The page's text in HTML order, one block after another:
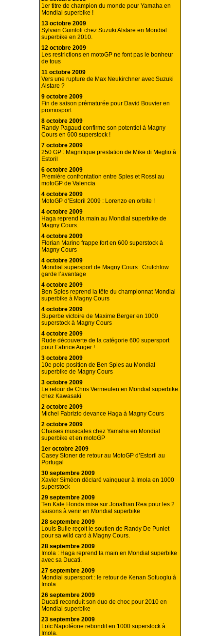
1er titre de champion du monde pour Yamaha en
Mondial superbike !
13 octobre 2009
Sylvain Guintoli chez Suzuki Alstare en Mondial
superbike en 2010.
12 octobre 2009
Les restrictions en motoGP ne font pas le bonheur
de tous
11 octobre 2009
Vers une rupture de Max Neukirchner avec Suzuki
Alstare ?
9 octobre 2009
Fin de saison prématurée pour David Bouvier en
promosport
8 octobre 2009
Randy Pagaud confirme son potentiel à Magny
Cours en 600 superstock !
7 octobre 2009
250 GP : Magnifique prestation de Mike di Meglio à
Estoril
6 octobre 2009
Première confrontation entre Spies et Rossi au
motoGP de Valencia
4 octobre 2009
MotoGP d’Estoril 2009 : Lorenzo en orbite !
4 octobre 2009
Haga reprend la main au Mondial superbike de
Magny Cours.
4 octobre 2009
Florian Marino frappe fort en 600 superstock à
Magny Cours
4 octobre 2009
Mondial supersport de Magny Cours : Crutchlow
garde l’avantage
4 octobre 2009
Ben Spies reprend la tête du championnat Mondial
superbike à Magny Cours
4 octobre 2009
Superbe victoire de Maxime Berger en 1000
superstock à Magny Cours
4 octobre 2009
Rude découverte de la catégorie 600 supersport
pour Fabrice Auger !
3 octobre 2009
10e pole position de Ben Spies au Mondial
superbike de Magny Cours
3 octobre 2009
Le retour de Chris Vermeulen en Mondial superbike
chez Kawasaki
2 octobre 2009
Michel Fabrizio devance Haga à Magny Cours
2 octobre 2009
Chaises musicales chez Yamaha en Mondial
superbike et en motoGP
1er octobre 2009
Casey Stoner de retour au MotoGP d’Estoril au
Portugal
30 septembre 2009
Xavier Siméon déclaré vainqueur à Imola en 1000
superstock
29 septembre 2009
Ten Kate Honda mise sur Jonathan Rea pour les 2
saisons à venir en Mondial superbike
28 septembre 2009
Louis Bulle reçoit le soutien de Randy De Puniet
pour sa wild card à Magny Cours.
28 septembre 2009
Imola : Haga reprend la main en Mondial superbike
avec sa Ducati.
27 septembre 2009
Mondial supersport : le retour de Kenan Sofuoglu à
Imola
26 septembre 2009
Ducati reconduit son duo de choc pour 2010 en
Mondial superbike
23 septembre 2009
Loïc Napoléone rebondit en 1000 superstock à
Imola.